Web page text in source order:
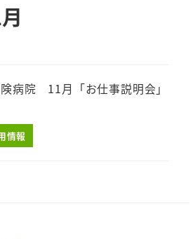
病院 11月「お仕事説明会」
情報